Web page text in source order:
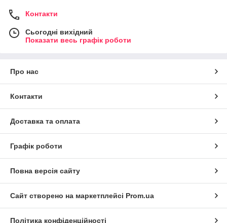
Контакти
Сьогодні вихідний
Показати весь графік роботи
Про нас
Контакти
Доставка та оплата
Графік роботи
Повна версія сайту
Сайт створено на маркетплейсі Prom.ua
Політика конфіденційності